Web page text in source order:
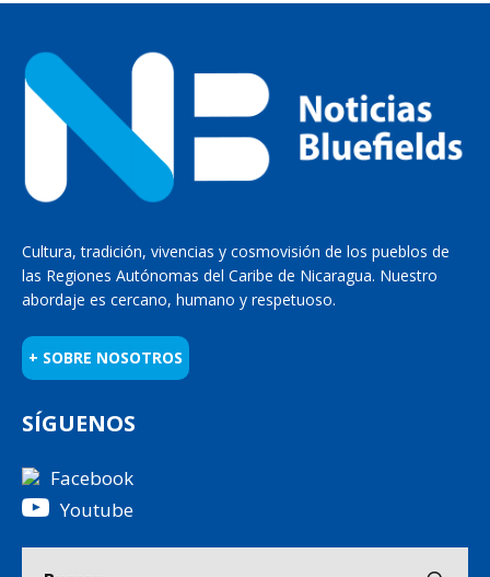
Cultura, tradición, vivencias y cosmovisión de los pueblos de
las Regiones Autónomas del Caribe de Nicaragua. Nuestro
abordaje es cercano, humano y respetuoso.
+ SOBRE NOSOTROS
SÍGUENOS
Facebook
Youtube